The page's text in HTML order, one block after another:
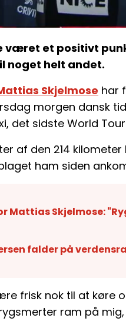
været et positivt
noget helt andet.
Skjelmose har
morgen dansk
det sidste World
af den 214
ham siden
Mattias Skjelmose:
falder på
frisk nok til at køre
ram på mig,